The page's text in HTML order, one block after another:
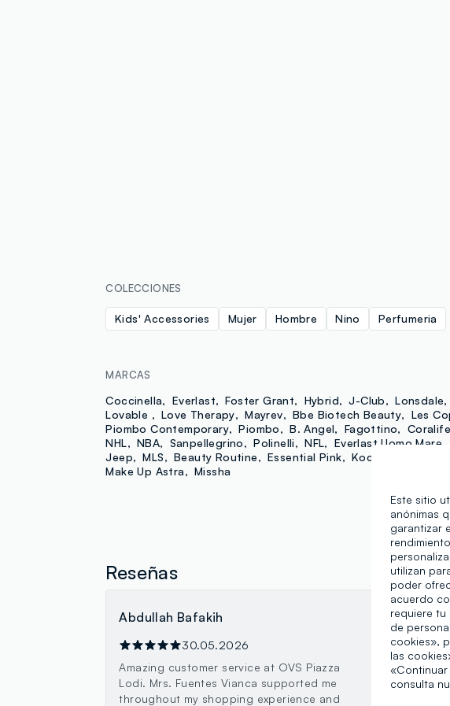
COLECCIONES
Kids' Accessories Mujer Hombre Nino Perfumeria
MARCAS
Coccinella Everlast Foster Grant Hybrid J-Club
Lonsdale
Lovable
Love Therapy Mayrev Bbe Biotech Beauty
Les
Piombo Contemporary
Piombo B. Angel Fagottino
Coralife
NHL
NBA Sanpellegrino Polinelli NFL Everlast Uomo Mare
Jeep
MLS Beauty Routine Essential Pink
Kocostar
Make Up Astra
Missha
Reseñas
Abdullah Bafakih
30.05.2026
Amazing customer service at OVS Piazza
Lodi. Mrs. Fuentes Vianca supported me
throughout my shopping experience and
c galia
Mi sono
ovs e
Este sitio
anónimas
garantizar
utilizan
poder
acuerdo
requiere tu
de
cookies»,
las
«Continuar
consulta